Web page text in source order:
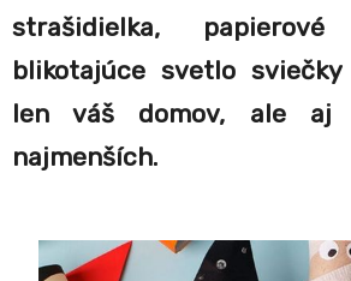
strašidielka,
blikotajúce svetlo
len váš domov, ale aj
najmenších.